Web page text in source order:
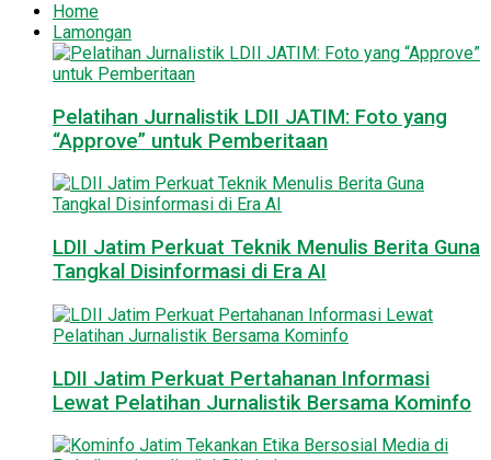
Home
Lamongan
Pelatihan Jurnalistik LDII JATIM: Foto yang
“Approve” untuk Pemberitaan
LDII Jatim Perkuat Teknik Menulis Berita Guna
Tangkal Disinformasi di Era AI
LDII Jatim Perkuat Pertahanan Informasi
Lewat Pelatihan Jurnalistik Bersama Kominfo